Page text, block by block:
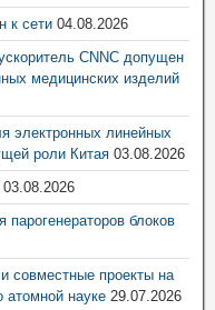
к сети 04.08.2026
CNNC допущен
медицинских изделий
электронных линейных
роли Китая 03.08.2026
03.08.2026
парогенераторов блоков
совместные проекты на
атомной науке 29.07.2026